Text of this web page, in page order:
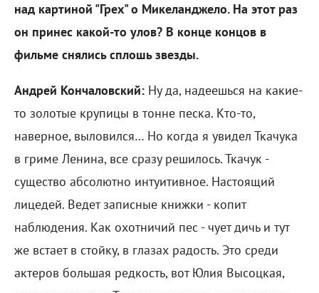
над картиной "Грех" о Микеланджело. На этот раз
он принес какой-то улов? В конце концов в
фильме снялись сплошь звезды.
Андрей Кончаловский: Ну да, надеешься на какие-
то золотые крупицы в тонне песка. Кто-то,
наверное, выловился… Но когда я увидел Ткачука
в гриме Ленина, все сразу решилось. Ткачук -
существо абсолютно интуитивное. Настоящий
лицедей. Ведет записные книжки - копит
наблюдения. Как охотничий пес - чует дичь и тут
же встает в стойку, в глазах радость. Это среди
актеров большая редкость, вот Юлия Высоцкая,